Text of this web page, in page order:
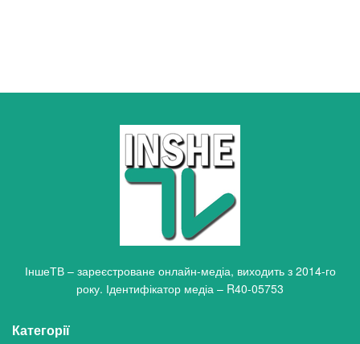
ІншеТВ – зареєстроване онлайн-медіа, виходить з 2014-го
року. Ідентифікатор медіа – R40-05753
Категорії